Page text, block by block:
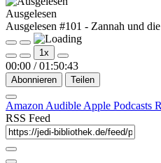
Ausgelesen
Ausgelesen #101 - Zannah und
Play
Episode
Pause
Episode
1x
00:00 / 01:50:43
Abonnieren Teilen
Amazon Audible Apple Podcasts
RSS Feed